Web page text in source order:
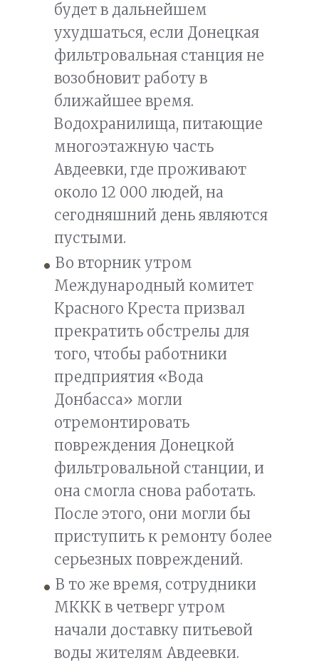
будет в дальнейшем
ухудшаться, если Донецкая
фильтровальная станция не
возобновит работу в
ближайшее время.
Водохранилища, питающие
многоэтажную часть
Авдеевки, где проживают
около 12 000 людей, на
сегодняшний день являются
пустыми.
Во вторник утром
Международный комитет
Красного Креста призвал
прекратить обстрелы для
того, чтобы работники
предприятия «Вода
Донбасса» могли
отремонтировать
повреждения Донецкой
фильтровальной станции, и
она смогла снова работать.
После этого, они могли бы
приступить к ремонту более
серьезных повреждений.
В то же время, сотрудники
МККК в четверг утром
начали доставку питьевой
воды жителям Авдеевки.